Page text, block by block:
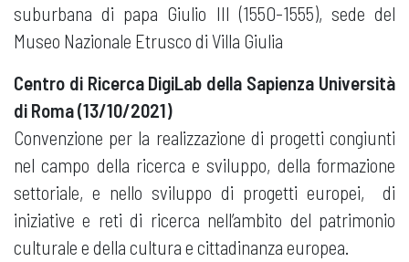
suburbana di papa Giulio III (1550-1555), sede del
Museo Nazionale Etrusco di Villa Giulia
Centro di Ricerca DigiLab della Sapienza Università
di Roma (13/10/2021)
Convenzione per la realizzazione di progetti congiunti
nel campo della ricerca e sviluppo, della formazione
settoriale, e nello sviluppo di progetti europei, di
iniziative e reti di ricerca nell’ambito del patrimonio
culturale e della cultura e cittadinanza europea.